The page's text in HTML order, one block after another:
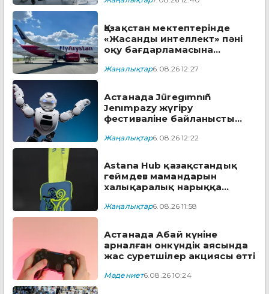
Қазақстан мектептерінде
«Жасанды интеллект» пәні
оқу бағдарламасына
Жаңалықтар6.08.26 12:27
Астанада Jüregımnıñ
Jenımpazy жүгіру
фестиваліне байланысты
шектеледі
Жаңалықтар6.08.26 12:22
Astana Hub қазақстандық
геймдев мамандарын
халықаралық нарыққа
бағдарламаға өтінім
Жаңалықтар6.08.26 11:58
Астанада Абай күніне
арналған онкүндік аясында
жас суретшілер акциясы өтті
Мәдениет6.08.26 10:24